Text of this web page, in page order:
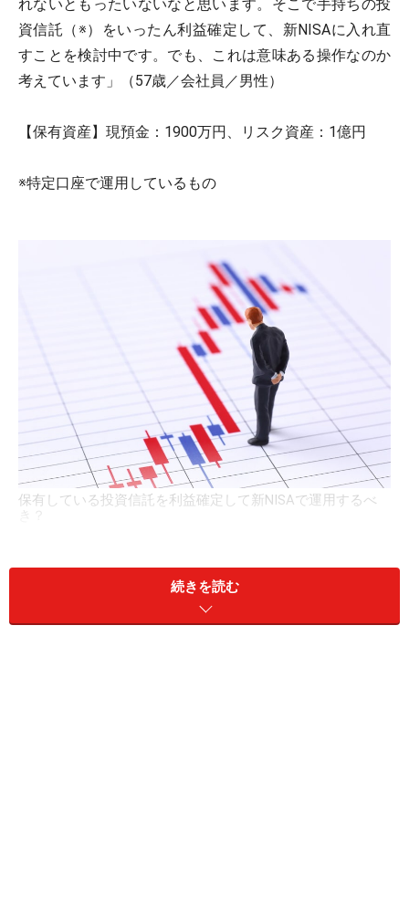
れないともったいないなと思います。そこで手持ちの投
資信託（※）をいったん利益確定して、新NISAに入れ直
すことを検討中です。でも、これは意味ある操作なのか
考えています」（57歳／会社員／男性）
【保有資産】現預金：1900万円、リスク資産：1億円
※特定口座で運用しているもの
保有している投資信託を利益確定して新NISAで運用するべ
A. 「利益確定する善しあしを踏まえ、資産
の移行は慌てずに」（深野さん）
続きを読む